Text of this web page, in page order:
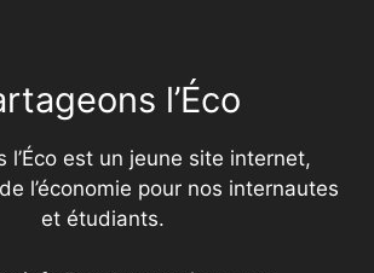
l’Éco
l’Éco est un jeune site internet,
l’économie pour nos internautes
et étudiants.